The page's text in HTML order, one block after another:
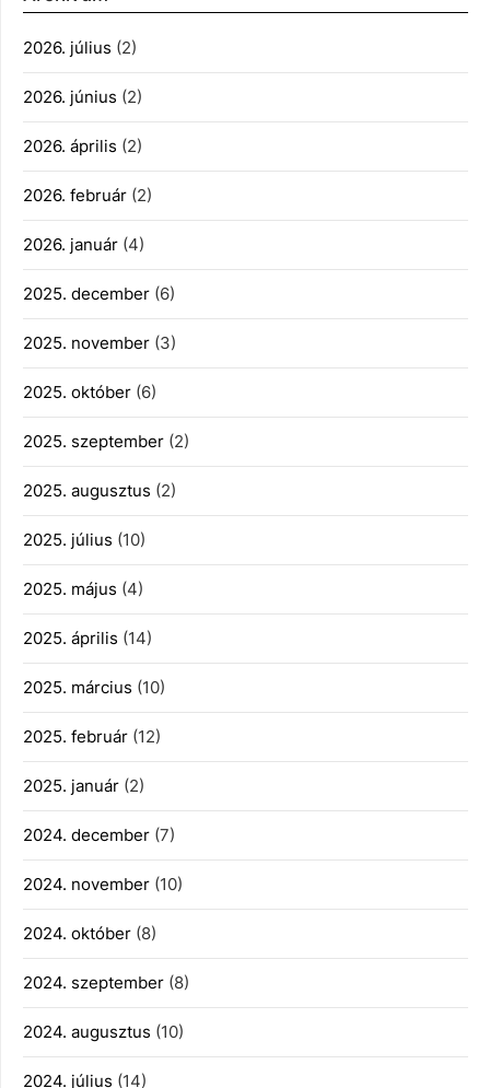
2026. július (2)
2026. június (2)
2026. április (2)
2026. február (2)
2026. január (4)
2025. december (6)
2025. november (3)
2025. október (6)
2025. szeptember (2)
2025. augusztus (2)
2025. július (10)
2025. május (4)
2025. április (14)
2025. március (10)
2025. február (12)
2025. január (2)
2024. december (7)
2024. november (10)
2024. október (8)
2024. szeptember (8)
2024. augusztus (10)
2024. július (14)